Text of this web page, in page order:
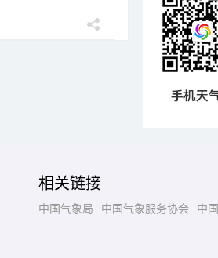
相关链接
中国气象局 中国气象服务协会 中